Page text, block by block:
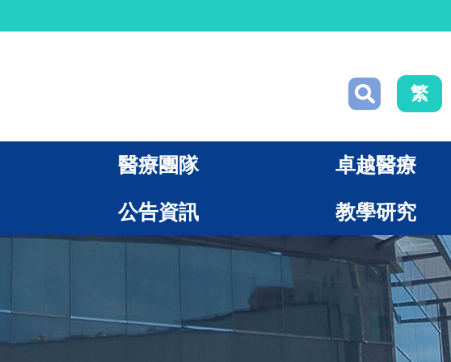
繁
醫療團隊 卓越醫療
公告資訊 教學研究